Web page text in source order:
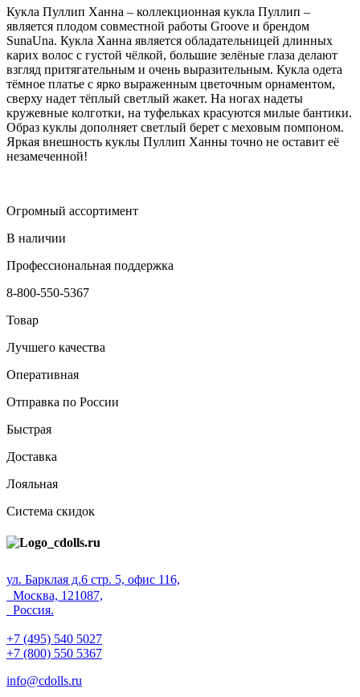
Кукла Пуллип Ханна – коллекционная кукла Пуллип –
является плодом совместной работы Groove и брендом
SunaUna. Кукла Ханна является обладательницей длинных
карих волос с густой чёлкой, большие зелёные глаза делают
взгляд притягательным и очень выразительным. Кукла одета
тёмное платье с ярко выраженным цветочным орнаментом,
сверху надет тёплый светлый жакет. На ногах надеты
кружевные колготки, на туфельках красуются милые бантики.
Образ куклы дополняет светлый берет с меховым помпоном.
Яркая внешность куклы Пуллип Ханны точно не оставит её
незамеченной!
Огромный ассортимент
В наличии
Профессиональная поддержка
8-800-550-5367
Товар
Лучшего качества
Оперативная
Отправка по России
Быстрая
Доставка
Лояльная
Система скидок
ул. Барклая д.6 стр. 5, офис 116,
Москва, 121087,
Россия.
+7 (495) 540 5027
+7 (800) 550 5367
info@cdolls.ru